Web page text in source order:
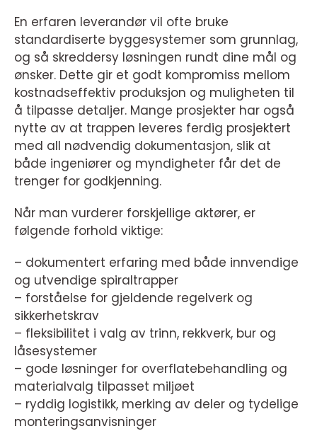
En erfaren leverandør vil ofte bruke
standardiserte byggesystemer som grunnlag,
og så skreddersy løsningen rundt dine mål og
ønsker. Dette gir et godt kompromiss mellom
kostnadseffektiv produksjon og muligheten til
å tilpasse detaljer. Mange prosjekter har også
nytte av at trappen leveres ferdig prosjektert
med all nødvendig dokumentasjon, slik at
både ingeniører og myndigheter får det de
trenger for godkjenning.
Når man vurderer forskjellige aktører, er
følgende forhold viktige:
– dokumentert erfaring med både innvendige
og utvendige spiraltrapper
– forståelse for gjeldende regelverk og
sikkerhetskrav
– fleksibilitet i valg av trinn, rekkverk, bur og
låsesystemer
– gode løsninger for overflatebehandling og
materialvalg tilpasset miljøet
– ryddig logistikk, merking av deler og tydelige
monteringsanvisninger